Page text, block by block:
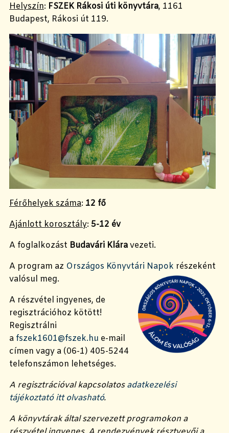
Helyszín: FSZEK Rákosi úti könyvtára, 1161
Budapest, Rákosi út 119.
Férőhelyek száma: 12 fő
Ajánlott korosztály: 5-12 év
A foglalkozást Budavári Kláravezeti.
A program az Országos Könyvtári Napok részeként
valósul meg.
A részvétel ingyenes, de
regisztrációhoz kötött!
Regisztrálni
a fszek1601@fszek.hu e-mail
címen vagy a (06-1) 405-5244
telefonszámon lehetséges.
A regisztrációval kapcsolatosadatkezelési
tájékoztató itt olvasható.
A könyvtárak által szervezett programokon a